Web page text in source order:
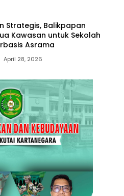
Strategis, Balikpapan
Kawasan untuk Sekolah
Asrama
April 28, 2026